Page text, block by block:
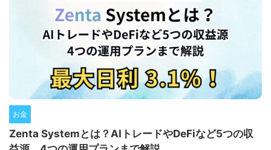
お金
Zenta Systemとは？AIトレードやDeFiなど5つの収